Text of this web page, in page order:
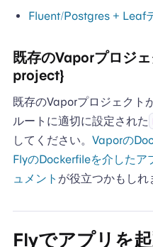
Fluent/Postgres + Leaf
既存のVaporプロジ
project}
既存のVaporプロジェクト
ルートに適切に設定された
してください。 Vaporの
FlyのDockerfileを介したア
ュメント が役立つかもしれ
Flyでアプリを